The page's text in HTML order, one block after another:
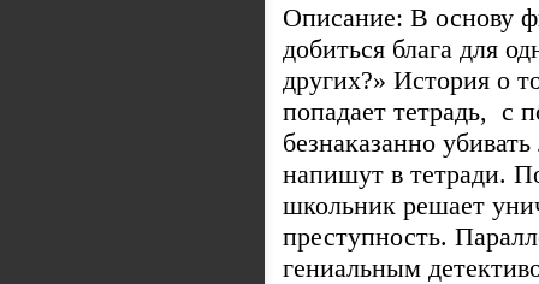
Описание: В основу
добиться блага для
других?» История о
попадает тетрадь, с
безнаказанно
напишут в тетради.
школьник решает
преступность.
гениальным